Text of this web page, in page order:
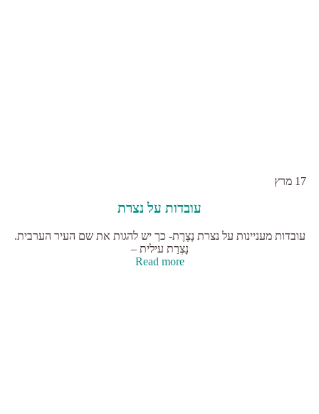
17 מרץ
עובדות על נצרת
עובדות מעניינות על נצרת נָצֶרֶת- כך יש להגות את שם העיר הערבית.
נָצְרַת עילית –
Read more